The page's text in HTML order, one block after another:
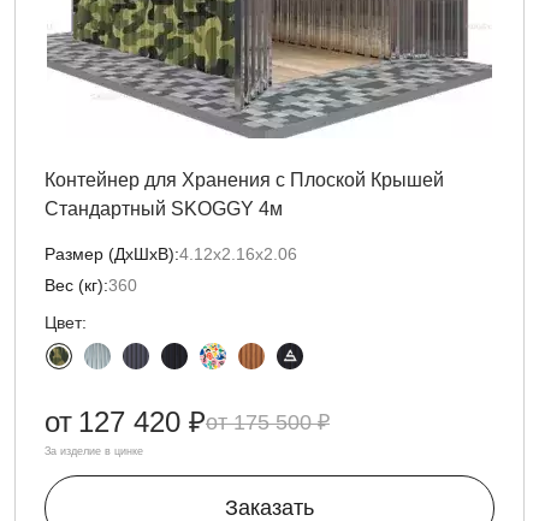
Контейнер для Хранения с Плоской Крышей
Стандартный SKOGGY 4м
Размер (ДxШxВ):4.12х2.16х2.06
Вес (кг):360
Цвет:
175 500 ₽
от 127 420 ₽
За изделие в цинке
Заказать